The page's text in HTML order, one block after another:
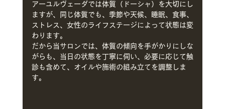
アーユルヴェーダでは体質（ドーシャ）を大切にし
ますが、同じ体質でも、季節や天候、睡眠、食事、
ストレス、女性のライフステージによって状態は変
わります。
だから当サロンでは、体質の傾向を手がかりにしな
がらも、当日の状態を丁寧に伺い、必要に応じて触
診も含めて、オイルや施術の組み立てを調整しま
す。